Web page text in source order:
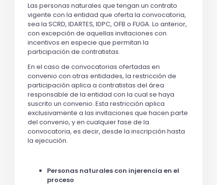
Las personas naturales que tengan un contrato
vigente con la entidad que oferta la convocatoria,
sea la SCRD, IDARTES, IDPC, OFB o FUGA. Lo anterior,
con excepción de aquellas invitaciones con
incentivos en especie que permitan la
participación de contratistas.
En el caso de convocatorias ofertadas en
convenio con otras entidades, la restricción de
participación aplica a contratistas del área
responsable de la entidad con la cual se haya
suscrito un convenio. Esta restricción aplica
exclusivamente a las invitaciones que hacen parte
del convenio, y en cualquier fase de la
convocatoria, es decir, desde la inscripción hasta
la ejecución.
Personas naturales con injerencia en el
proceso